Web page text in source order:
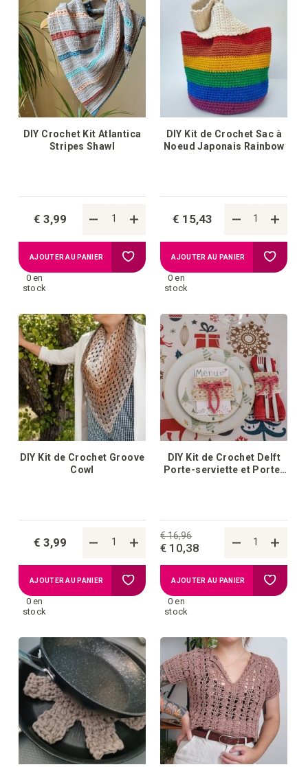
liste
DIY Crochet Kit Atlantica
Stripes Shawl
€ 3,99
0 en
stock
AJOUTER AU PANIER Ajouter
la
liste
d'achats
DIY Kit de Crochet Sac à
Noeud Japonais Rainbow
€ 15,43
0 en
stock
AJOUTER AU PANIER Ajouter
DIY Kit de Crochet Groove
Cowl
€ 3,99
0 en
stock
AJOUTER AU PANIER Ajouter
la
liste
d'achats
DIY Kit de Crochet Delft
Porte-serviette et Porte-
€ 16,96
€ 10,38
0 en
stock
AJOUTER AU PANIER Ajouter
liste